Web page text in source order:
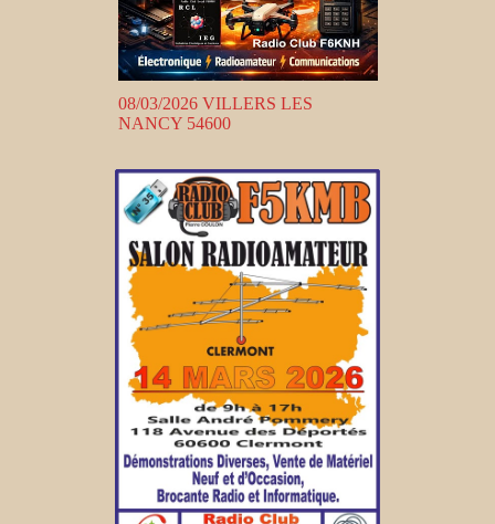
08/03/2026 VILLERS LES
NANCY 54600